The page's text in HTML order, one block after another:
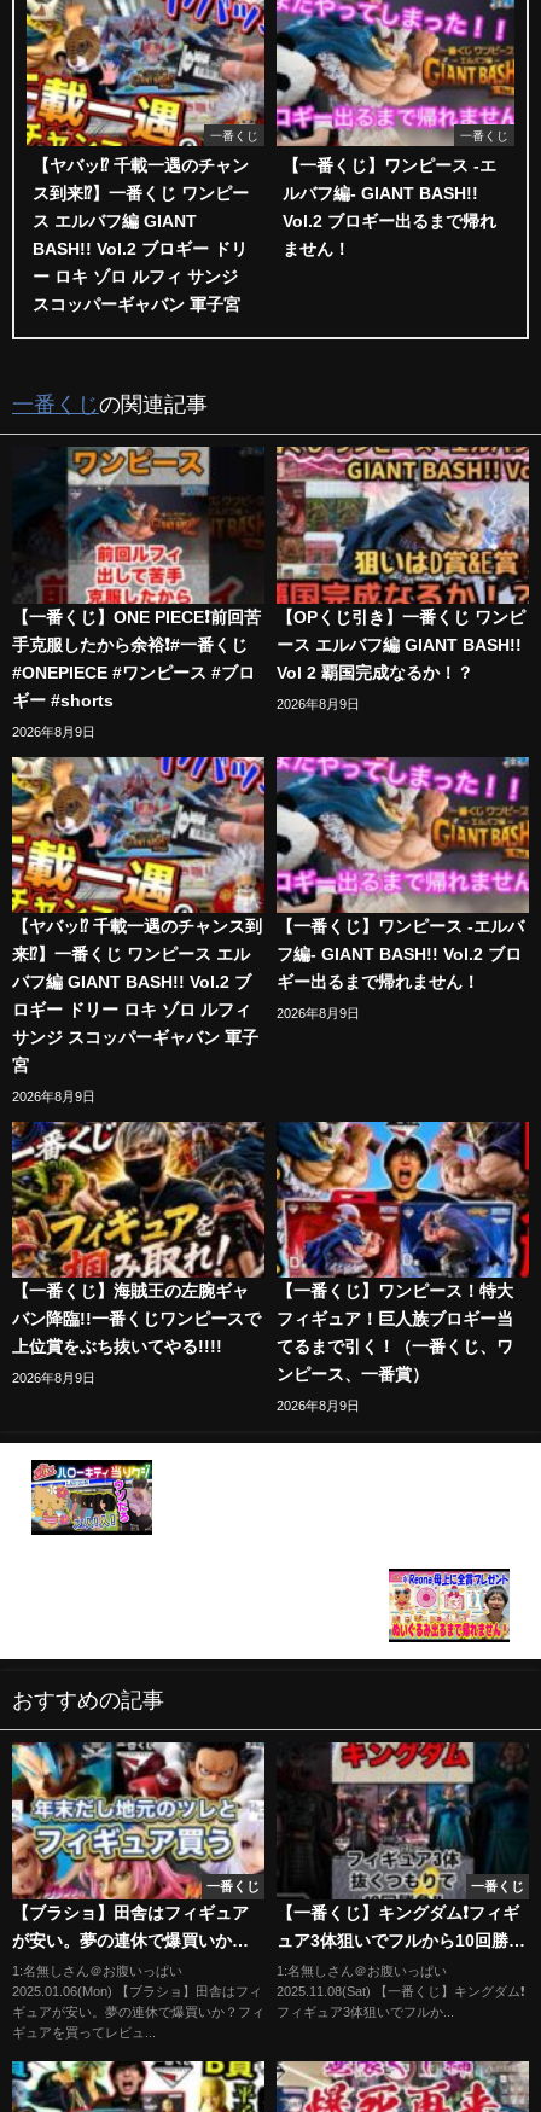
一番くじ
【ヤバッ⁉︎ 千載一遇のチャン
ス到来⁉︎】一番くじ ワンピー
ス エルバフ編 GIANT
BASH!! Vol.2 ブロギー ドリ
ー ロキ ゾロ ルフィ サンジ
スコッパーギャバン 軍子宮
一番くじ
【一番くじ】ワンピース -エ
ルバフ編- GIANT BASH!!
Vol.2 ブロギー出るまで帰れ
ません！
一番くじの関連記事
【一番くじ】ONE PIECE❗️前回苦
手克服したから余裕❗️#一番くじ
#ONEPIECE #ワンピース #ブロ
ギー #shorts
2026年8月9日
【OPくじ引き】一番くじ ワンピ
ース エルバフ編 GIANT BASH!!
Vol 2 覇国完成なるか！？
2026年8月9日
【ヤバッ⁉︎ 千載一遇のチャンス到
来⁉︎】一番くじ ワンピース エル
バフ編 GIANT BASH!! Vol.2 ブ
ロギー ドリー ロキ ゾロ ルフィ
サンジ スコッパーギャバン 軍子
宮
2026年8月9日
【一番くじ】ワンピース -エルバ
フ編- GIANT BASH!! Vol.2 ブロ
ギー出るまで帰れません！
2026年8月9日
【一番くじ】海賊王の左腕ギャ
バン降臨!!一番くじワンピースで
上位賞をぶち抜いてやる!!!!
2026年8月9日
【一番くじ】ワンピース！特大
フィギュア！巨人族ブロギー当
てるまで引く！（一番くじ、ワ
ンピース、一番賞）
2026年8月9日
おすすめの記事
一番くじ
【ブラショ】田舎はフィギュア
が安い。夢の連休で爆買いか？
フィギュアを買ってレビューす
る動画。ドラゴンボール ワンピ
ース ナルト ジョジョ リゼロ ラ
NARUTO
1:名無しさん＠お腹いっぱい
2025.01.06(Mon) 【ブラショ】田舎はフィ
ギュアが安い。夢の連休で爆買いか？フィ
ギュアを買ってレビュ...
一番くじ
【一番くじ】キングダム❗️フィギ
ュア3体狙いでフルから10回勝負
❗️#一番くじ #キングダム #三国志
#大沢たかお #shorts
1:名無しさん＠お腹いっぱい
2025.11.08(Sat) 【一番くじ】キングダム❗️
フィギュア3体狙いでフルか...